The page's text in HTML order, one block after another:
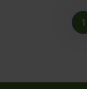
1